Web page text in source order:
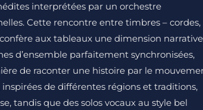
interprétées par un orchestre
Cette rencontre entre timbres – cordes,
aux tableaux une dimension narrative
d’ensemble parfaitement synchronisées,
de raconter une histoire par le
de différentes régions et traditions,
tandis que des solos vocaux au style bel